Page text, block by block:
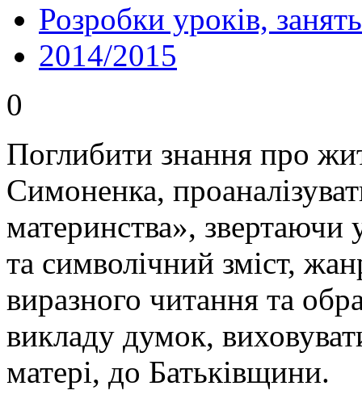
Розробки уроків, занять
2014/2015
0
Поглибити знання про
Симоненка,
материнства», звертаючи
та символічний зміст,
виразного читання та
викладу думок,
матері, до Батьківщини.